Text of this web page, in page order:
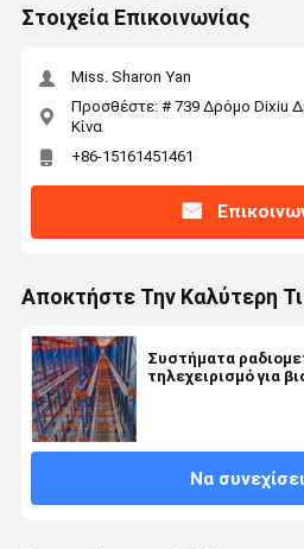
Στοιχεία Επικοινωνίας
Miss. Sharon Yan
Προσθέστε: # 739 Δρόμο Dixiu
Κίνα
+86-15161451461
Αποκτήστε Την Καλύτερη
Συστήματα
τηλεχειρισμό για
Να συνεχίσει